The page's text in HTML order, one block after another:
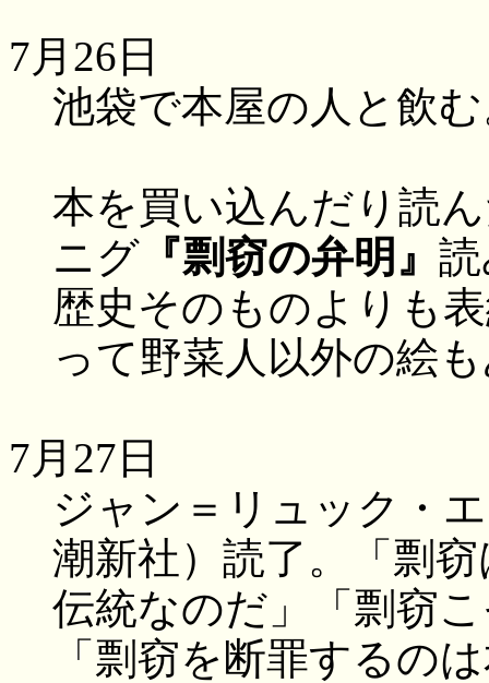
7月26日
池袋で本屋の人と飲
本を買い込んだり読
ニグ 『剽窃の弁明』
歴史そのものよりも
って野菜人以外の絵
7月27日
ジャン＝リュック・
潮新社）読了。「剽
伝統なのだ」「剽窃
「剽窃を断罪するの